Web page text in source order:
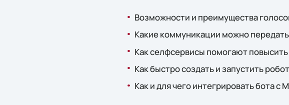
Возможности и преимущества
Какие коммуникации можно
Как селфсервисы помогают
Как быстро создать и запустить
Как и для чего интегрировать бота